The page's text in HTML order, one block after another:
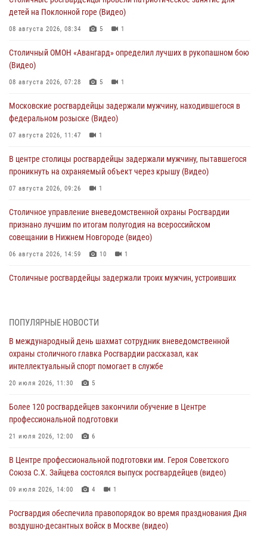
детей на Поклонной горе (Видео)
08 августа 2026, 08:34 5 1
Столичный ОМОН «Авангард» определил лучших в рукопашном бою
(Видео)
08 августа 2026, 07:28 5 1
Московские росгвардейцы задержали мужчину, находившегося в
федеральном розыске (Видео)
07 августа 2026, 11:47 1
В центре столицы росгвардейцы задержали мужчину, пытавшегося
проникнуть на охраняемый объект через крышу (Видео)
07 августа 2026, 09:26 1
Столичное управление вневедомственной охраны Росгвардии
признано лучшим по итогам полугодия на всероссийском
совещании в Нижнем Новгороде (видео)
06 августа 2026, 14:59 10 1
Столичные росгвардейцы задержали троих мужчин, устроивших
матче в Москве обеспечила Росгвардия (видео)
06 августа 2026, 08:30
Столичные росгвардейцы задержали мужчину, устроившего дебош
05 августа 2026, 12:39
Московские росгвардейцы обеспечили безопасность проведения
05 августа 2026, 12:35
Делегация МВД Республики Беларусь ознакомилась с передовыми
04 августа 2026, 18:16 5
ПОПУЛЯРНЫЕ НОВОСТИ
В международный день шахмат сотрудник вневедомственной
охраны столичного главка Росгвардии рассказал, как
интеллектуальный спорт помогает в службе
20 июля 2026, 11:30 5
Более 120 росгвардейцев закончили обучение в Центре
профессиональной подготовки
21 июля 2026, 12:00 6
В Центре профессиональной подготовки им. Героя Советского
Союза С.Х. Зайцева состоялся выпуск росгвардейцев (видео)
09 июля 2026, 14:00 4 1
Росгвардия обеспечила правопорядок во время празднования Дня
воздушно-десантных войск в Москве (видео)